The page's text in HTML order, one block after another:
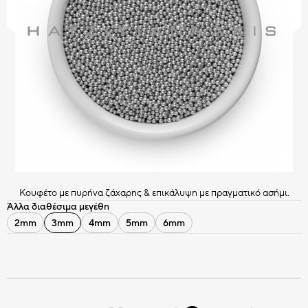
CHOCO BITS
HATZIYIANNAKIS
PROFESSIONAL
ΣΟΚΟΛΑΤΕΝΙΑ ΔΙΑΚΟΣΜΗΤΙΚΑ
ΚΑΣ ΚΑΣ
Όλα τα Διακοσμητικά
Όλα τα Choco Bits
Κουφέτο με πυρήνα ζάχαρης & επικάλυψη με πραγματικό ασήμι.
Άλλα διαθέσιμα μεγέθη
2mm
3mm 4mm 5mm 6mm